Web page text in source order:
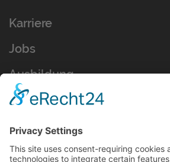
Karriere
Jobs
Ausbildung